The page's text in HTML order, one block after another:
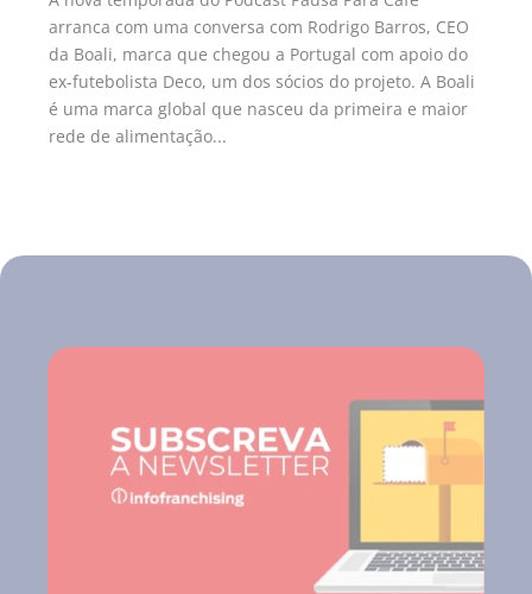
arranca com uma conversa com Rodrigo Barros, CEO
da Boali, marca que chegou a Portugal com apoio do
ex-futebolista Deco, um dos sócios do projeto. A Boali
é uma marca global que nasceu da primeira e maior
rede de alimentação...